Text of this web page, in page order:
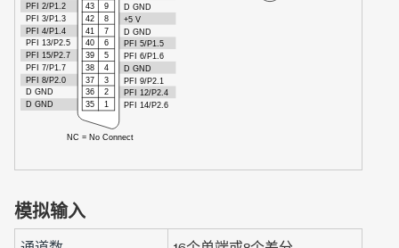
模拟输入